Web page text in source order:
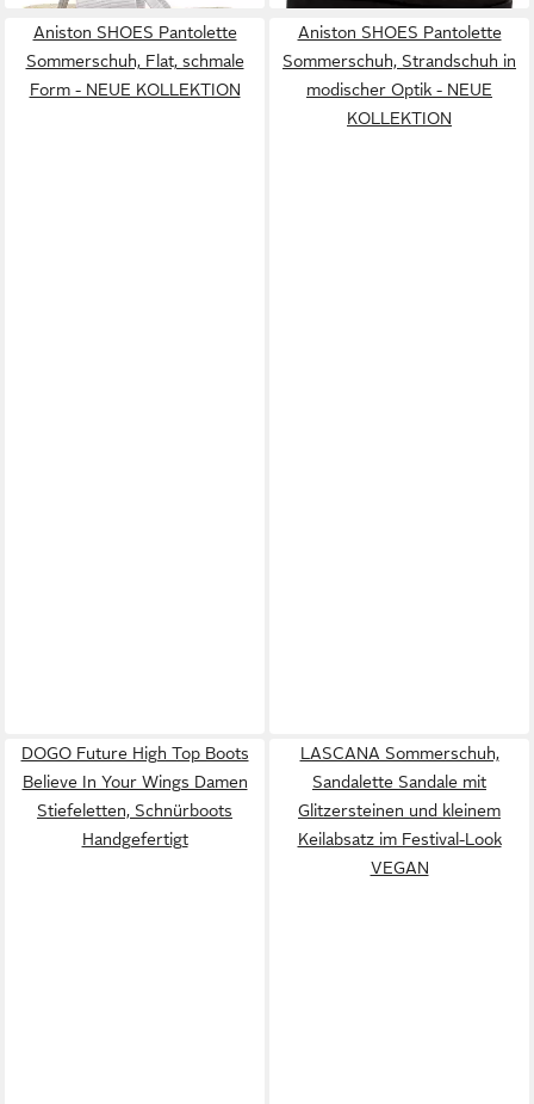
leichter Sohle
Aniston SHOES Pantolette
Sommerschuh, Flat, schmale
Form - NEUE KOLLEKTION
Aniston SHOES Pantolette
Sommerschuh, Strandschuh in
modischer Optik - NEUE
KOLLEKTION
DOGO Future High Top Boots
Believe In Your Wings Damen
Stiefeletten, Schnürboots
Handgefertigt
LASCANA Sommerschuh,
Sandalette Sandale mit
Glitzersteinen und kleinem
Keilabsatz im Festival-Look
VEGAN